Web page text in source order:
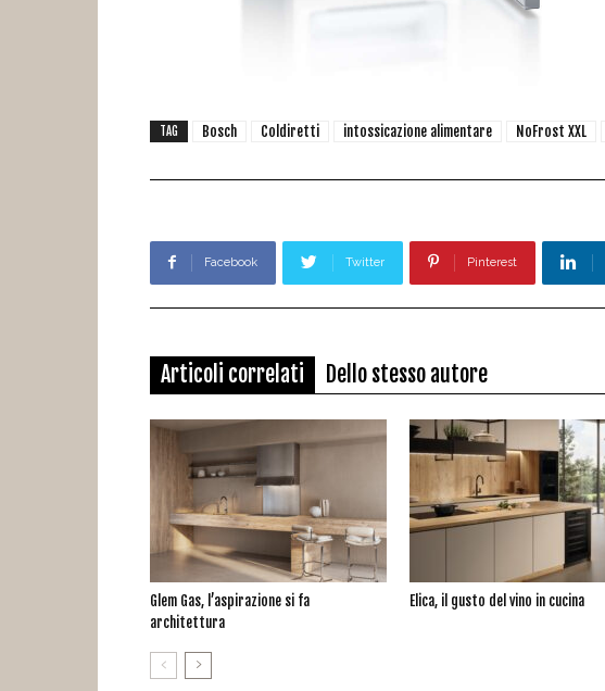
TAG Bosch Coldiretti intossicazione alimentare NoFrost XXL
Facebook Twitter Pinterest
Articoli correlati Dello stesso autore
Glem Gas, l’aspirazione si fa
architettura
Elica, il gusto del vino in cucina